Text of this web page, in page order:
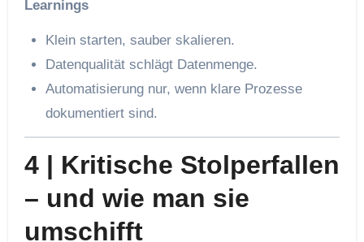
Learnings
Klein starten, sauber skalieren.
Daten­qualität schlägt Daten­menge.
Automatisierung nur, wenn klare Prozesse
dokumentiert sind.
4 | Kritische Stolperfallen
– und wie man sie
umschifft